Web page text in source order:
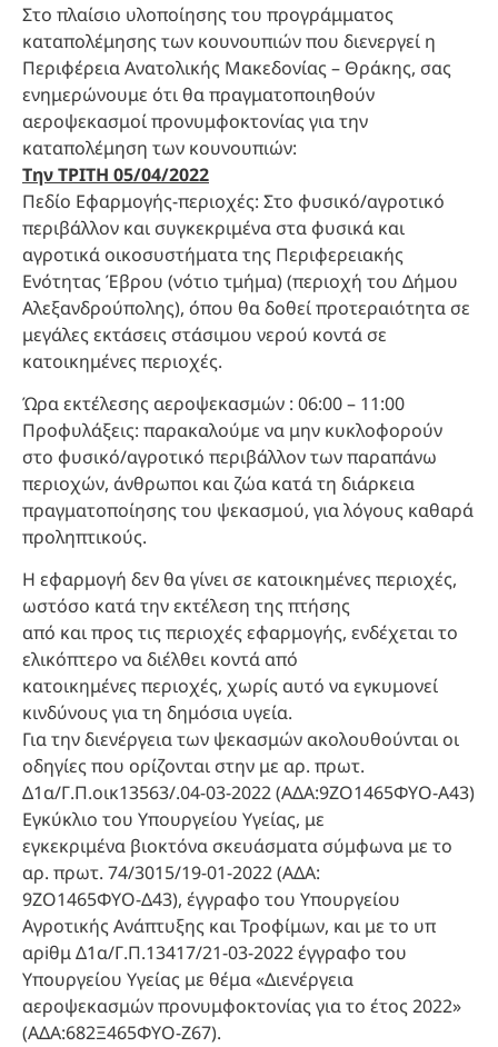
Στο πλαίσιο υλοποίησης του προγράμματος
καταπολέμησης των κουνουπιών που διενεργεί η
Περιφέρεια Ανατολικής Μακεδονίας – Θράκης, σας
ενημερώνουμε ότι θα πραγματοποιηθούν
αεροψεκασμοί προνυμφοκτονίας για την
καταπολέμηση των κουνουπιών:
Την ΤΡΙΤΗ 05/04/2022
Πεδίο Εφαρμογής-περιοχές: Στο φυσικό/αγροτικό
περιβάλλον και συγκεκριμένα στα φυσικά και
αγροτικά οικοσυστήματα της Περιφερειακής
Ενότητας Έβρου (νότιο τμήμα) (περιοχή του Δήμου
Αλεξανδρούπολης), όπου θα δοθεί προτεραιότητα σε
μεγάλες εκτάσεις στάσιμου νερού κοντά σε
κατοικημένες περιοχές.
Ώρα εκτέλεσης αεροψεκασμών : 06:00 – 11:00
Προφυλάξεις: παρακαλούμε να μην κυκλοφορούν
στο φυσικό/αγροτικό περιβάλλον των παραπάνω
περιοχών, άνθρωποι και ζώα κατά τη διάρκεια
πραγματοποίησης του ψεκασμού, για λόγους καθαρά
προληπτικούς.
Η εφαρμογή δεν θα γίνει σε κατοικημένες περιοχές,
ωστόσο κατά την εκτέλεση της πτήσης
από και προς τις περιοχές εφαρμογής, ενδέχεται το
ελικόπτερο να διέλθει κοντά από
κατοικημένες περιοχές, χωρίς αυτό να εγκυμονεί
κινδύνους για τη δημόσια υγεία.
Για την διενέργεια των ψεκασμών ακολουθούνται οι
οδηγίες που ορίζονται στην με αρ. πρωτ.
Δ1α/Γ.Π.οικ13563/.04-03-2022 (ΑΔΑ:9ΖΟ1465ΦΥΟ-Α43)
Εγκύκλιο του Υπουργείου Υγείας, με
εγκεκριμένα βιοκτόνα σκευάσματα σύμφωνα με το
αρ. πρωτ. 74/3015/19-01-2022 (ΑΔΑ:
9ΖΟ1465ΦΥΟ-Δ43), έγγραφο του Υπουργείου
Αγροτικής Ανάπτυξης και Τροφίμων, και με το υπ
αρiθμ Δ1α/Γ.Π.13417/21-03-2022 έγγραφο του
Υπουργείου Υγείας με θέμα «Διενέργεια
αεροψεκασμών προνυμφοκτονίας για το έτος 2022»
(ΑΔΑ:682Ξ465ΦΥΟ-Ζ67).